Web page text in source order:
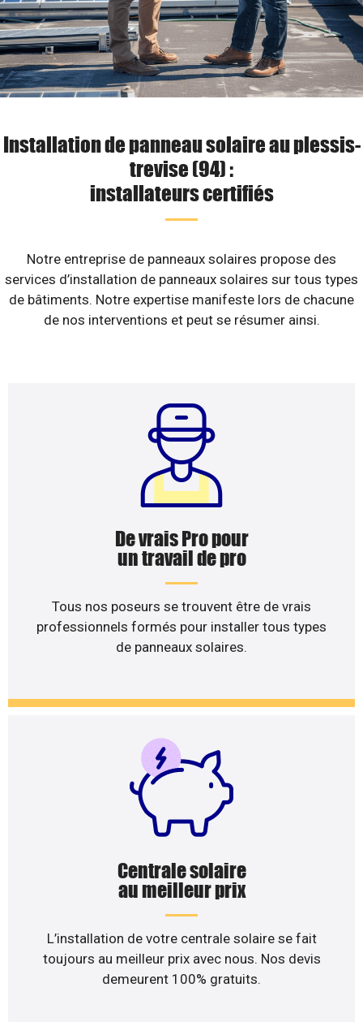
Installation de panneau solaire au plessis-
trevise (94) :
installateurs certifiés
Notre entreprise de panneaux solaires propose des
services d’installation de panneaux solaires sur tous types
de bâtiments. Notre expertise manifeste lors de chacune
de nos interventions et peut se résumer ainsi.
De vrais Pro pour
un travail de pro
Tous nos poseurs se trouvent être de vrais
professionnels formés pour installer tous types
de panneaux solaires.
Centrale solaire
au meilleur prix
L’installation de votre centrale solaire se fait
toujours au meilleur prix avec nous. Nos devis
demeurent 100% gratuits.